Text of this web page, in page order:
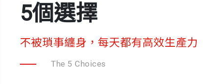
5個選擇
不被瑣事纏身，每天都有高效生產力
The 5 Choices